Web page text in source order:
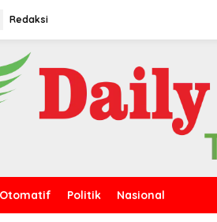
Redaksi
Otomatif Politik Nasional